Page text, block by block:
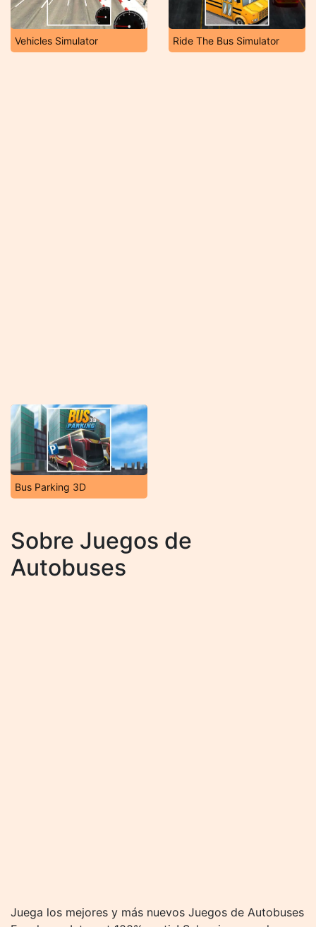
Vehicles Simulator Ride The Bus Simulator
Bus Parking 3D
Sobre Juegos de
Autobuses
Juega los mejores y más nuevos Juegos de Autobuses